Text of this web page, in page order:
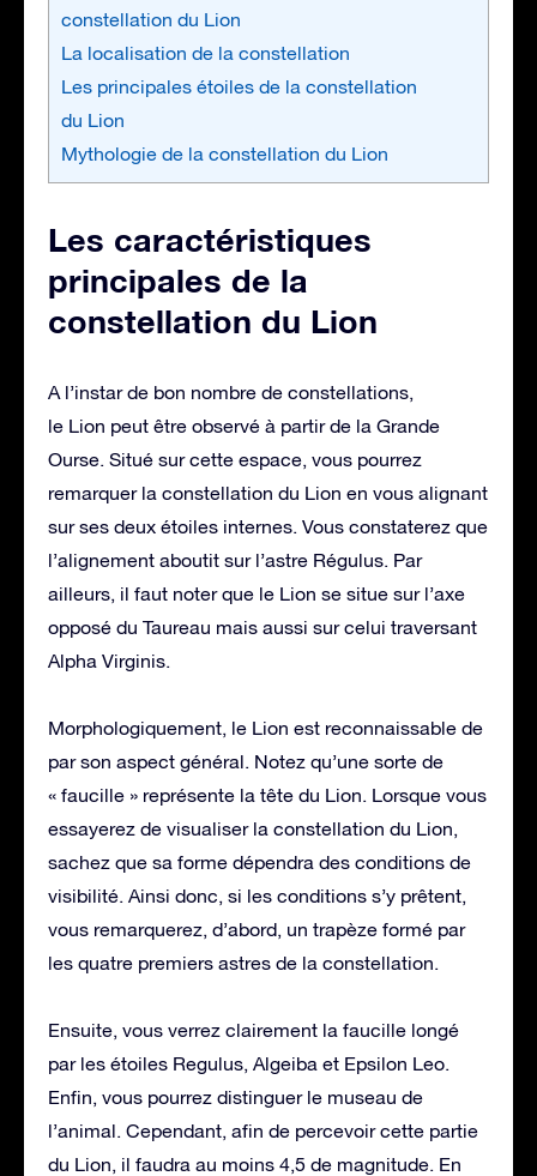
constellation du Lion
La localisation de la constellation
Les principales étoiles de la constellation
du Lion
Mythologie de la constellation du Lion
Les caractéristiques
principales de la
constellation du Lion
A l’instar de bon nombre de constellations,
le Lion peut être observé à partir de la Grande
Ourse. Situé sur cette espace, vous pourrez
remarquer la constellation du Lion en vous alignant
sur ses deux étoiles internes. Vous constaterez que
l’alignement aboutit sur l’astre Régulus. Par
ailleurs, il faut noter que le Lion se situe sur l’axe
opposé du Taureau mais aussi sur celui traversant
Alpha Virginis.
Morphologiquement, le Lion est reconnaissable de
par son aspect général. Notez qu’une sorte de
« faucille » représente la tête du Lion. Lorsque vous
essayerez de visualiser la constellation du Lion,
sachez que sa forme dépendra des conditions de
visibilité. Ainsi donc, si les conditions s’y prêtent,
vous remarquerez, d’abord, un trapèze formé par
les quatre premiers astres de la constellation.
Ensuite, vous verrez clairement la faucille longé
par les étoiles Regulus, Algeiba et Epsilon Leo.
Enfin, vous pourrez distinguer le museau de
l’animal. Cependant, afin de percevoir cette partie
du Lion, il faudra au moins 4,5 de magnitude. En